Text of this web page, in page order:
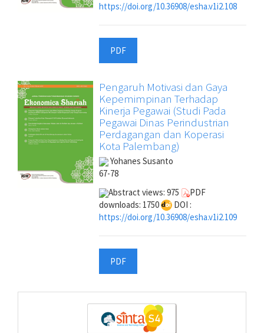
https://doi.org/10.36908/esha.v1i2.108
PDF
Pengaruh Motivasi dan Gaya
Kepemimpinan Terhadap
Kinerja Pegawai (Studi Pada
Pegawai Dinas Perindustrian
Perdagangan dan Koperasi
Kota Palembang)
Yohanes Susanto
67-78
Abstract views: 975
PDF
downloads: 1750
DOI :
https://doi.org/10.36908/esha.v1i2.109
PDF